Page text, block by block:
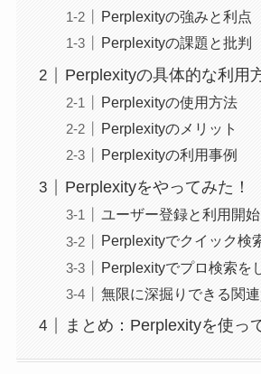
Perplexityの強みと利点
Perplexityの課題と批判
Perplexityの具体的な利用
Perplexityの使用方法
Perplexityのメリット
Perplexityの利用事例
Perplexityをやってみた！
ユーザー登録と利用開
Perplexityでクイック検
Perplexityでプロ検索を
無限に深掘りできる関連
まとめ：Perplexityを使っ